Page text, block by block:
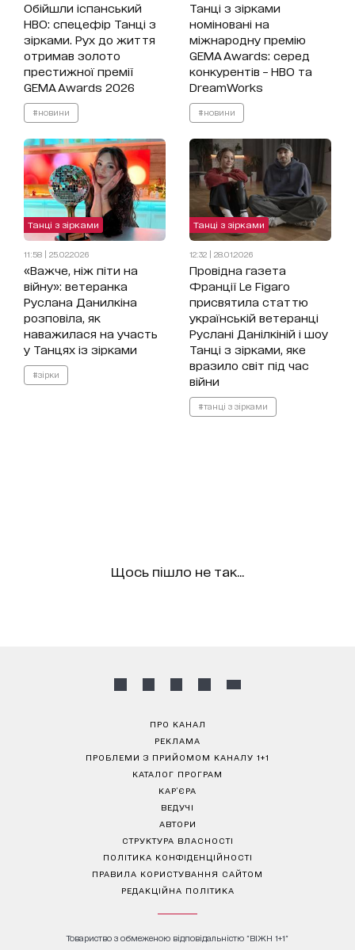
Обійшли іспанський
HBO: спецефір Танці з
зірками. Рух до життя
отримав золото
престижної премії
GEMA Awards 2026
#новини
Танці з зірками
номіновані на
міжнародну премію
GEMA Awards: серед
конкурентів – HBO та
DreamWorks
#новини
Танці з зірками
11:58 | 25.02.2026
«Важче, ніж піти на
війну»: ветеранка
Руслана Данилкіна
розповіла, як
наважилася на участь
у Танцях із зірками
#зірки
Танці з зірками
12:32 | 28.01.2026
Провідна газета
Франції Le Figaro
присвятила статтю
українській ветеранці
Руслані Данілкіній і шоу
Танці з зірками, яке
вразило світ під час
війни
#танці з зірками
Щось пішло не так...
ПРО КАНАЛ
РЕКЛАМА
ПРОБЛЕМИ З ПРИЙОМОМ КАНАЛУ 1+1
КАТАЛОГ ПРОГРАМ
КАР’ЄРА
ВЕДУЧІ
АВТОРИ
СТРУКТУРА ВЛАСНОСТІ
ПОЛІТИКА КОНФІДЕНЦІЙНОСТІ
ПРАВИЛА КОРИСТУВАННЯ САЙТОМ
РЕДАКЦІЙНА ПОЛІТИКА
Товариство з обмеженою відповідальністю "ВІЖН 1+1"